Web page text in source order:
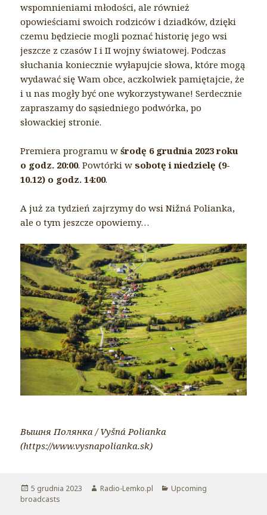
wspomnieniami młodości, ale również
opowieściami swoich rodziców i dziadków, dzięki
czemu będziecie mogli poznać historię jego wsi
jeszcze z czasów I i II wojny światowej. Podczas
słuchania koniecznie wyłapujcie słowa, które mogą
wydawać się Wam obce, aczkolwiek pamiętajcie, że
i u nas mogły być one wykorzystywane! Serdecznie
zapraszamy do sąsiedniego podwórka, po
słowackiej stronie.
Premiera programu wśrodę 6 grudnia 2023 roku
o godz. 20:00. Powtórki wsobotę i niedzielę (9-
10.12) o godz. 14:00.
A już za tydzień zajrzymy do wsi Nižná Polianka,
ale o tym jeszcze opowiemy…
Вышня Полянка / Vyšná Polianka
(https://www.vysnapolianka.sk)
Opublikowano
5 grudnia 2023 Autor
Radio-Lemko.pl Kategorie
Upcoming
broadcasts